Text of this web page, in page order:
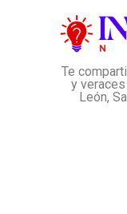
Te
y veraces
León,